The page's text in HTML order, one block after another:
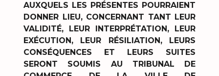
AUXQUELS LES PRÉSENTES POURRAIENT
DONNER LIEU, CONCERNANT TANT LEUR
VALIDITÉ, LEUR INTERPRÉTATION, LEUR
EXÉCUTION, LEUR RÉSILIATION, LEURS
CONSÉQUENCES ET LEURS SUITES
SERONT SOUMIS AU TRIBUNAL DE